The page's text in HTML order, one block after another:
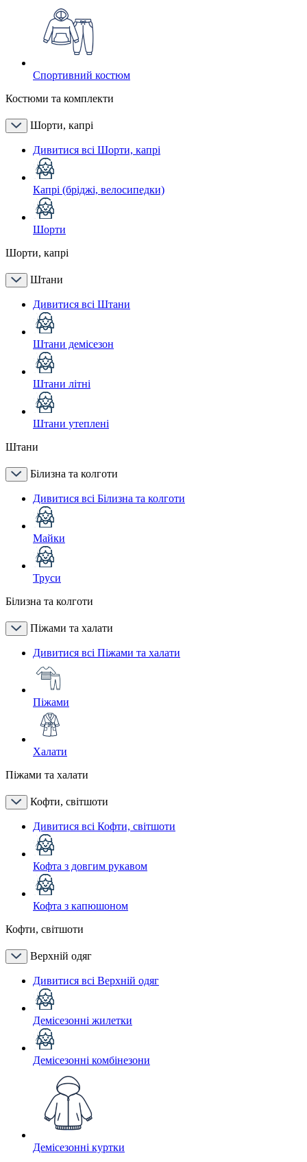
Спортивний костюм
Костюми та комплекти
Шорти, капрі
Дивитися всі Шорти, капрі
Капрі (бріджі, велосипедки)
Шорти
Шорти, капрі
Штани
Дивитися всі Штани
Штани демісезон
Штани літні
Штани утеплені
Штани
Білизна та колготи
Дивитися всі Білизна та колготи
Майки
Труси
Білизна та колготи
Піжами та халати
Дивитися всі Піжами та халати
Піжами
Халати
Піжами та халати
Кофти, світшоти
Дивитися всі Кофти, світшоти
Кофта з довгим рукавом
Кофта з капюшоном
Кофти, світшоти
Верхній одяг
Дивитися всі Верхній одяг
Демісезонні жилетки
Демісезонні комбінезони
Демісезонні куртки